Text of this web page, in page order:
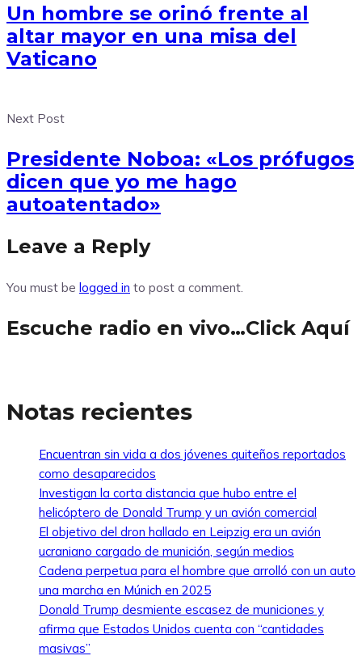
Un hombre se orinó frente al
altar mayor en una misa del
Vaticano
Next Post
Presidente Noboa: «Los prófugos
dicen que yo me hago
autoatentado»
Leave a Reply
You must be logged in to post a comment.
Escuche radio en vivo…Click Aquí
Notas recientes
Encuentran sin vida a dos jóvenes quiteños reportados
como desaparecidos
Investigan la corta distancia que hubo entre el
helicóptero de Donald Trump y un avión comercial
El objetivo del dron hallado en Leipzig era un avión
ucraniano cargado de munición, según medios
Cadena perpetua para el hombre que arrolló con un auto
una marcha en Múnich en 2025
Donald Trump desmiente escasez de municiones y
afirma que Estados Unidos cuenta con “cantidades
masivas”